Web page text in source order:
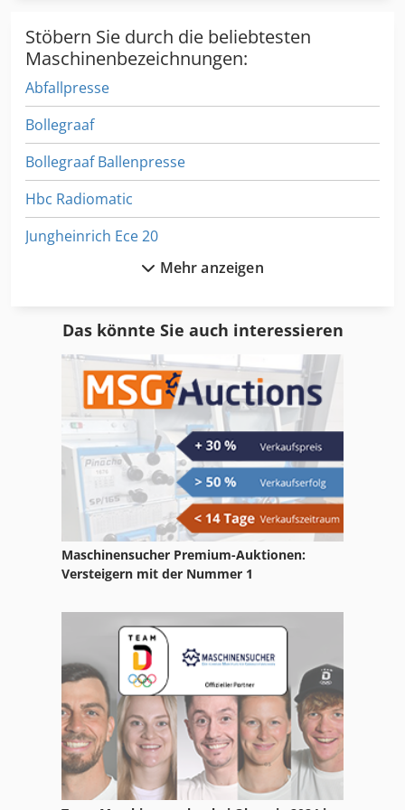
Stöbern Sie durch die beliebtesten
Maschinenbezeichnungen:
Abfallpresse
Bollegraaf
Bollegraaf Ballenpresse
Hbc Radiomatic
Jungheinrich Ece 20
Jungheinrich Els 18
Terex Demag Ac 100
Terex Dumper
Terex Hd 1000
Terex Hr 14
Terex Hr 16
Terex Hr 18
Terex Pt 80
Terex Rc 35
Terex Tb 66
Terex Tl 80
Mehr anzeigen
Das könnte Sie auch interessieren
Maschinensucher Premium-Auktionen:
Versteigern mit der Nummer 1